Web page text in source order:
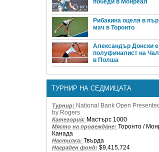
победи в Монреал
Рибакина оцеля в
мач в Торонто
Александър Донски е
полуфиналист на
в Полша
ТУРНИР НА СЕДМИЦАТА
Турнир: National Bank Open Presented
by Rogers
Категория: Мастърс 1000
Място на провеждане: Торонто /
Канада
Настилка: Твърда
Награден фонд: $9,415,724